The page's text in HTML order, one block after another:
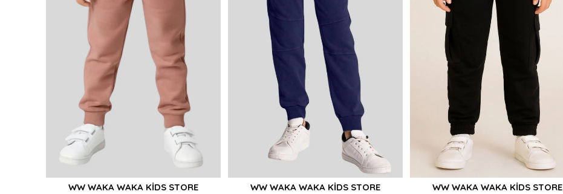
WW WAKA WAKA KIDS STORE WW WAKA WAKA KIDS STORE WW WAKA WAKA KIDS STORE